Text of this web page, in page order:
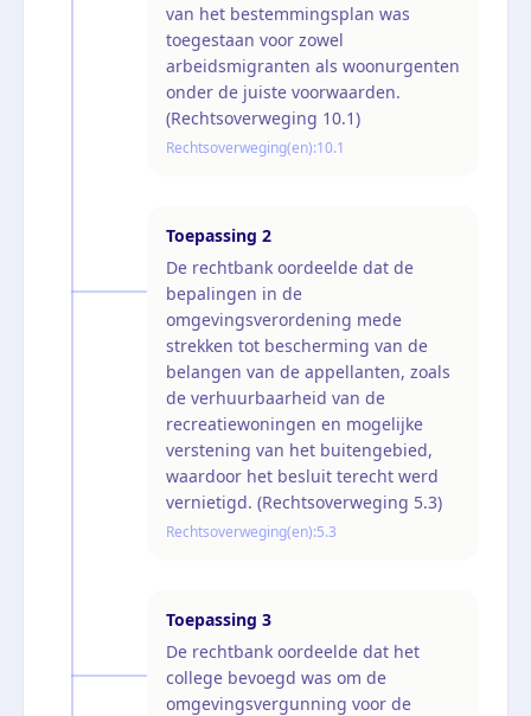
van het bestemmingsplan was
toegestaan voor zowel
arbeidsmigranten als woonurgenten
onder de juiste voorwaarden.
(Rechtsoverweging 10.1)
Rechtsoverweging(en):10.1
Toepassing 2
De rechtbank oordeelde dat de
bepalingen in de
omgevingsverordening mede
strekken tot bescherming van de
belangen van de appellanten, zoals
de verhuurbaarheid van de
recreatiewoningen en mogelijke
verstening van het buitengebied,
waardoor het besluit terecht werd
vernietigd. (Rechtsoverweging 5.3)
Rechtsoverweging(en):5.3
Toepassing 3
De rechtbank oordeelde dat het
college bevoegd was om de
omgevingsvergunning voor de